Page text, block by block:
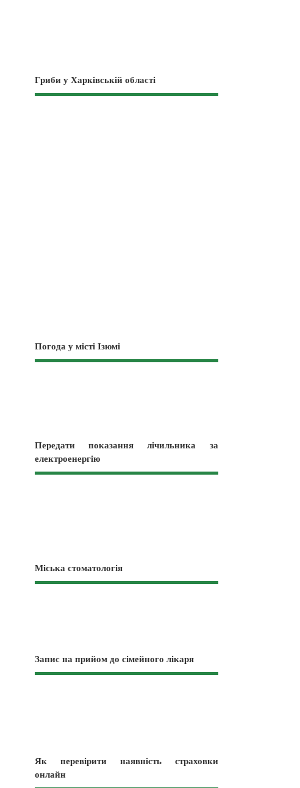
Гриби у Харківській області
Погода у місті Ізюмі
Передати показання лічильника за
електроенергію
Міська стоматологія
Запис на прийом до сімейного лікаря
Як перевірити наявність страховки
онлайн